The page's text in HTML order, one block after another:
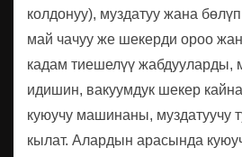
колдонуу), муздатуу жана бөлүп
май чачуу же шекерди ороо
кадам тиешелүү жабдууларды,
идишин, вакуумдук шекер
куюучу машинаны, муздатуучу
кылат. Алардын арасында